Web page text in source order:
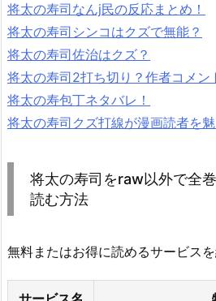
将太の寿司なんj民の反応まとめ！
将太の寿司シンコはクズで無能？
将太の寿司佐治はクズ？
将太の寿司2打ち切り？作者コメン
将太の寿包丁ネタバレ！
将太の寿司クズ打線が漫画読者を
将太の寿司をraw以外で全
読む方法
無料またはお得に読めるサービスを